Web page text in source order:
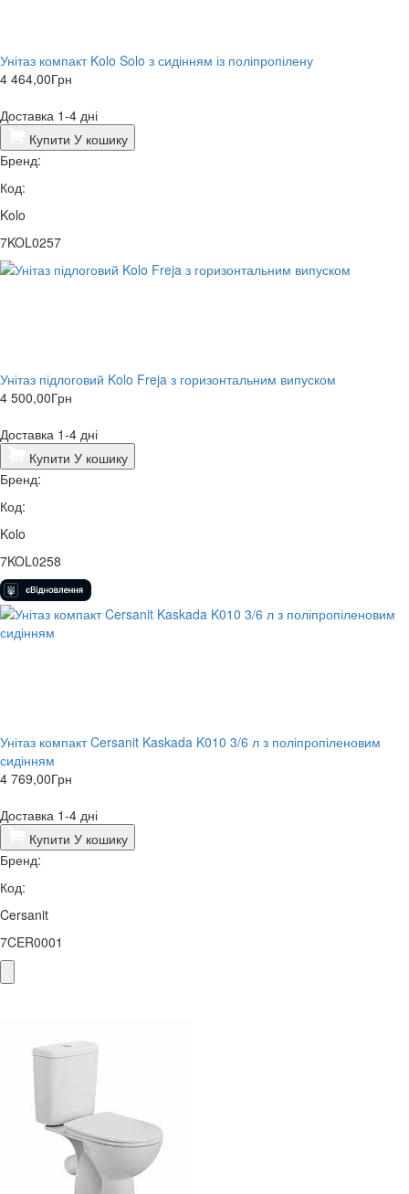
Унітаз компакт Kolo Solo з сидінням із поліпропілену
4 464,00Грн
Доставка 1-4 дні
Купити У кошику
Бренд:
Код:
Kolo
7KOL0257
Унітаз підлоговий Kolo Freja з горизонтальним випуском
4 500,00Грн
Доставка 1-4 дні
Купити У кошику
Бренд:
Код:
Kolo
7KOL0258
Унітаз компакт Cersanit Kaskada K010 3/6 л з поліпропіленовим
сидінням
4 769,00Грн
Доставка 1-4 дні
Купити У кошику
Бренд:
Код:
Cersanit
7CER0001